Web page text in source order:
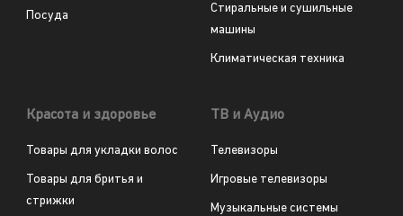
Посуда
Стиральные и сушильные
машины
Климатическая техника
Красота и здоровье
Товары для укладки волос
Товары для бритья и
стрижки
ТВ и Аудио
Телевизоры
Игровые телевизоры
Музыкальные системы